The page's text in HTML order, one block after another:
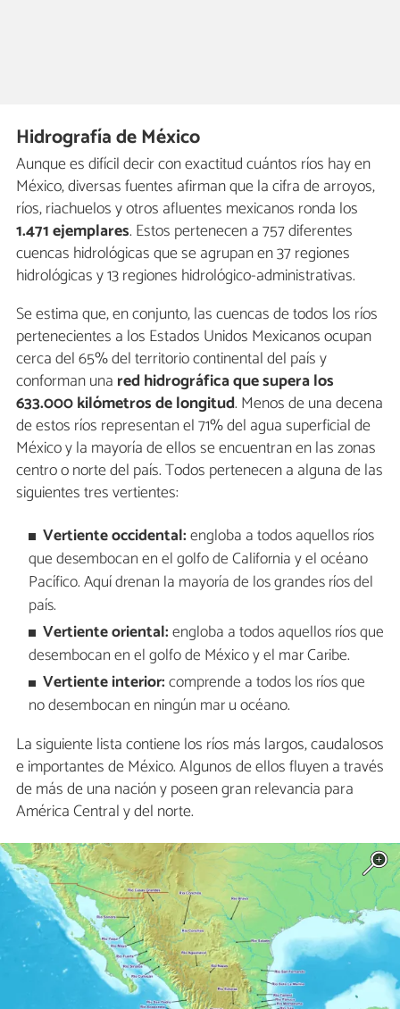
Hidrografía de México
Aunque es difícil decir con exactitud cuántos ríos hay en
México, diversas fuentes afirman que la cifra de arroyos,
ríos, riachuelos y otros afluentes mexicanos ronda los
1.471 ejemplares. Estos pertenecen a 757 diferentes
cuencas hidrológicas que se agrupan en 37 regiones
hidrológicas y 13 regiones hidrológico-administrativas.
Se estima que, en conjunto, las cuencas de todos los ríos
pertenecientes a los Estados Unidos Mexicanos ocupan
cerca del 65% del territorio continental del país y
conforman una red hidrográfica que supera los
633.000 kilómetros de longitud. Menos de una decena
de estos ríos representan el 71% del agua superficial de
México y la mayoría de ellos se encuentran en las zonas
centro o norte del país. Todos pertenecen a alguna de las
siguientes tres vertientes:
Vertiente occidental:engloba a todos aquellos ríos
que desembocan en el golfo de California y el océano
Pacífico. Aquí drenan la mayoría de los grandes ríos del
país.
Vertiente oriental:engloba a todos aquellos ríos que
desembocan en el golfo de México y el mar Caribe.
Vertiente interior:comprende a todos los ríos que
no desembocan en ningún mar u océano.
La siguiente lista contiene los ríos más largos, caudalosos
e importantes de México. Algunos de ellos fluyen a través
de más de una nación y poseen gran relevancia para
América Central y del norte.